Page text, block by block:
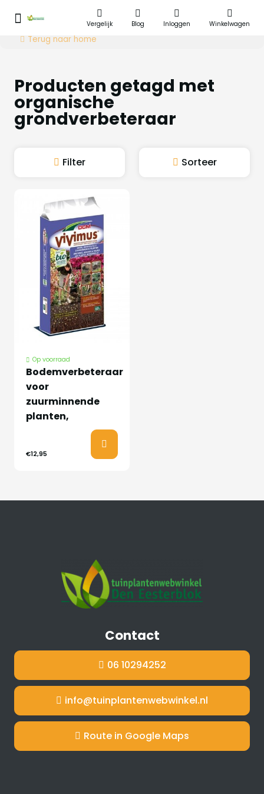
Vergelijk Blog Inloggen Winkelwagen
Terug naar home
Producten getagd met
organische
grondverbeteraar
Filter Sorteer
Op voorraad
Bodemverbeteraar
voor
zuurminnende
planten,
€12,95
Contact
06 10294252
info@tuinplantenwebwinkel.nl
Route in Google Maps